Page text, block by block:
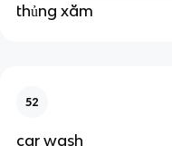
thủng xăm
52
car wash